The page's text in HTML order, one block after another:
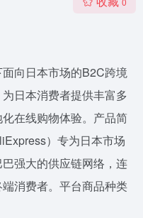
向日本市场的B2C跨境
日本消费者提供丰富多
在线购物体验。产品简
）专为日本市场
强大的供应链网络，连
消费者。平台商品种类